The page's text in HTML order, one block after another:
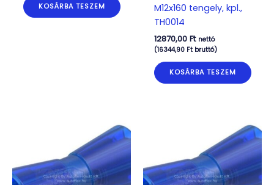
KOSÁRBA TESZEM
M12x160 tengely, kpl.,
TH0014
12870,00 Ft nettó
(16344,90 Ftbruttó)
KOSÁRBA TESZEM